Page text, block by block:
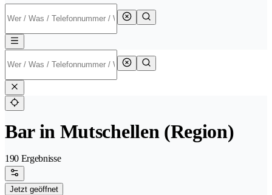
Bar in Mutschellen (Region)
190 Ergebnisse
Jetzt geöffnet